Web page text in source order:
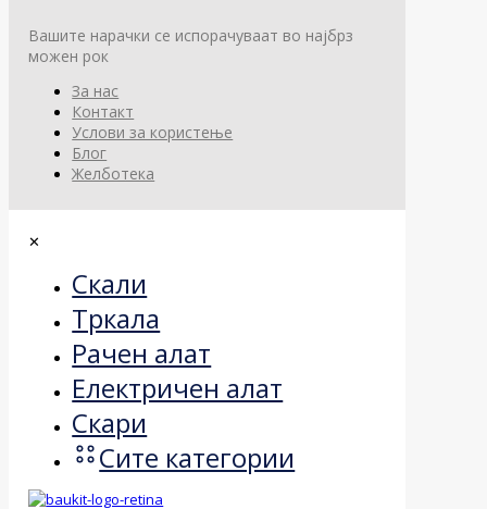
Вашите нарачки се испорачуваат во најбрз
можен рок
За нас
Контакт
Услови за користење
Блог
Желботека
✕
Скали
Тркала
Рачен алат
Електричен алат
Скари
Сите категории